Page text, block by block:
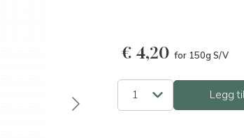
€ 4,20 for 150g S/V
Legg